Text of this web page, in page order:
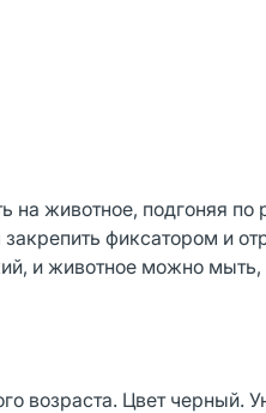
на животное, подгоняя
фиксатором и
и животное можно мыть,
возраста. Цвет черный.